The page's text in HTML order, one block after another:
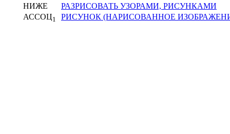
НИЖЕ
РАЗРИСОВАТЬ УЗОРАМИ, РИСУНКАМИ
АССОЦ1 РИСУНОК (НАРИСОВАННОЕ